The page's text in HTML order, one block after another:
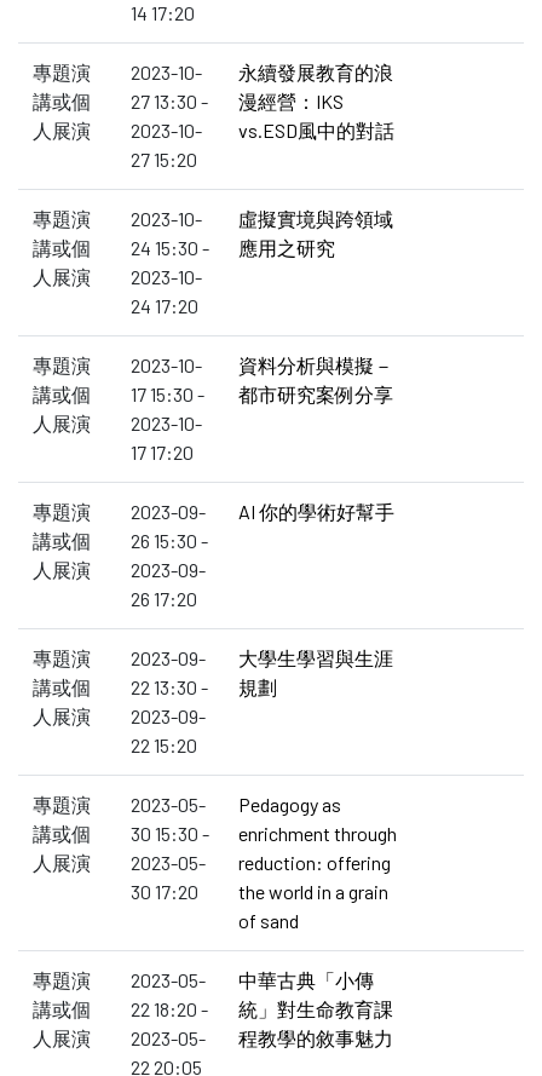
14 17:20
專題演
講或個
人展演
2023-10-
27 13:30 -
2023-10-
27 15:20
永續發展教育的浪
漫經營：IKS
vs.ESD風中的對話
專題演
講或個
人展演
2023-10-
24 15:30 -
2023-10-
24 17:20
虛擬實境與跨領域
應用之研究
專題演
講或個
人展演
2023-10-
17 15:30 -
2023-10-
17 17:20
資料分析與模擬－
都市研究案例分享
專題演
講或個
人展演
2023-09-
26 15:30 -
2023-09-
26 17:20
AI 你的學術好幫手
專題演
講或個
人展演
2023-09-
22 13:30 -
2023-09-
22 15:20
大學生學習與生涯
規劃
專題演
講或個
人展演
2023-05-
30 15:30 -
2023-05-
30 17:20
Pedagogy as
enrichment through
reduction: offering
the world in a grain
of sand
專題演
講或個
人展演
2023-05-
22 18:20 -
2023-05-
22 20:05
中華古典「小傳
統」對生命教育課
程教學的敘事魅力